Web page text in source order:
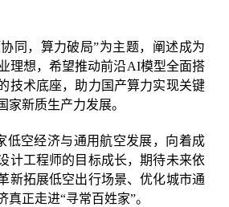
同，算力破局”为主题，阐述成为
理想，希望推动前沿AI模型全面搭
技术底座，助力国产算力实现关键
家新质生产力发展。
低空经济与通用航空发展，向着成
计工程师的目标成长，期待未来依
新拓展低空出行场景、优化城市通
真正走进“寻常百姓家”。